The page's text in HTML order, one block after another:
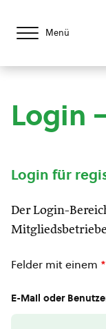
Menü
Login
Login für
Der Login-
Felder mit einem *
E-Mail oder